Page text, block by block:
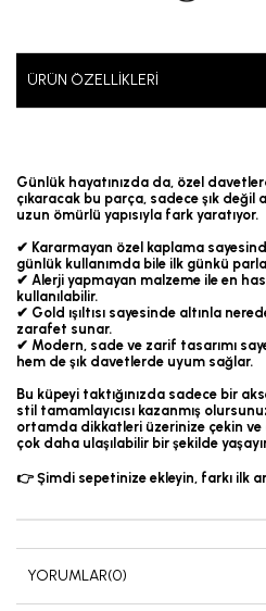
ÜRÜN ÖZELLIKLERI
Günlük hayatınızda da, özel
çıkaracak bu parça, sadece şık değil
uzun ömürlü yapısıyla fark yaratıyor.
✔ Kararmayan özel kaplama
günlük kullanımda bile ilk günkü
✔ Alerji yapmayan malzeme ile en
kullanılabilir.
✔ Gold ışıltısı sayesinde altınla
zarafet sunar.
✔ Modern, sade ve zarif tasarımı
hem de şık davetlerde uyum sağlar.
Bu küpeyi taktığınızda sadece bir
stil tamamlayıcısı kazanmış
ortamda dikkatleri üzerinize çekin ve
çok daha ulaşılabilir bir şekilde
👉 Şimdi sepetinize ekleyin, farkı ilk
YORUMLAR(0)